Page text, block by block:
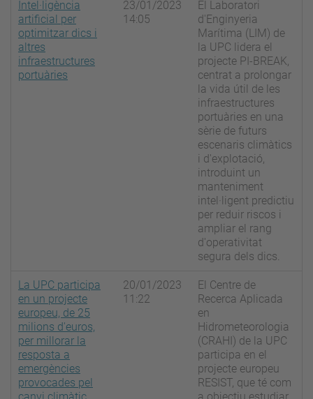
Intel·ligència
artificial per
optimitzar dics i
altres
infraestructures
portuàries
23/01/2023
14:05
El Laboratori
d'Enginyeria
Marítima (LIM) de
la UPC lidera el
projecte PI-BREAK,
centrat a prolongar
la vida útil de les
infraestructures
portuàries en una
sèrie de futurs
escenaris climàtics
i d'explotació,
introduint un
manteniment
intel·ligent predictiu
per reduir riscos i
ampliar el rang
d'operativitat
segura dels dics.
La UPC participa
en un projecte
europeu, de 25
milions d'euros,
per millorar la
resposta a
emergències
provocades pel
20/01/2023
11:22
El Centre de
Recerca Aplicada
en
Hidrometeorologia
(CRAHI) de la UPC
participa en el
projecte europeu
RESIST, que té com